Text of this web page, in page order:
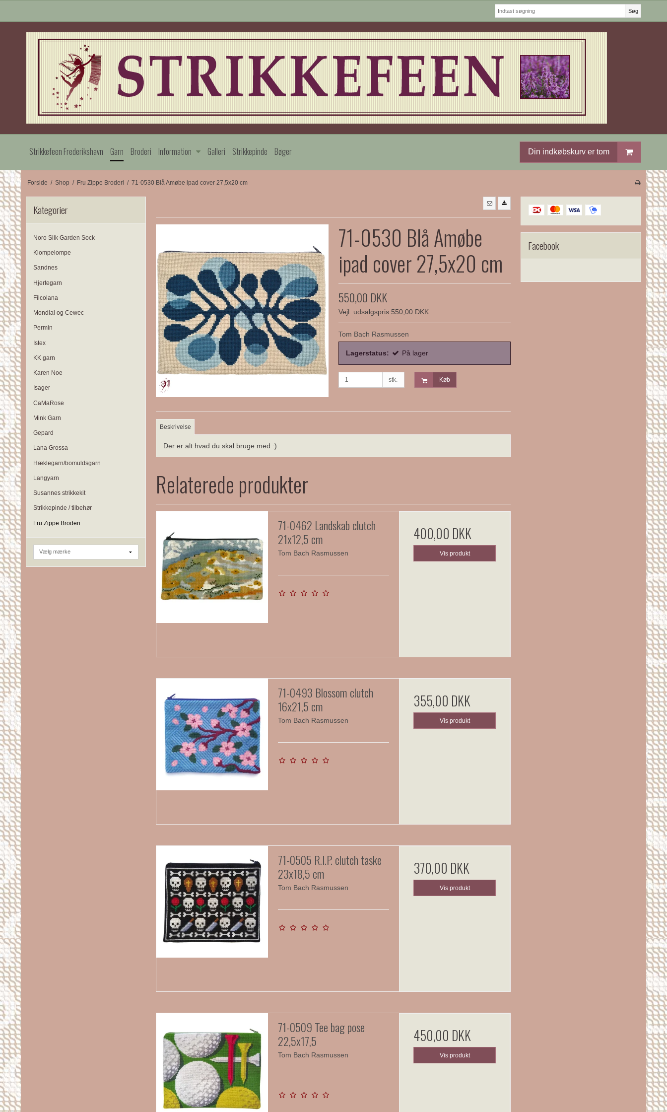
Søg
Strikkefeen Frederikshavn Garn Broderi Information Galleri Strikkepinde Bøger Din indkøbskurv er tom
Forside / Shop / Fru Zippe Broderi / 71-0530 Blå Amøbe ipad cover 27,5x20 cm
Kategorier
Noro Silk Garden Sock
Klompelompe
Sandnes
Hjertegarn
Filcolana
Mondial og Cewec
Permin
Istex
KK garn
Karen Noe
Isager
CaMaRose
Mink Garn
Gepard
Lana Grossa
Hæklegarn/bomuldsgarn
Langyarn
Susannes strikkekit
Strikkepinde / tilbehør
Fru Zippe Broderi
71-0530 Blå Amøbe
ipad cover 27,5x20 cm
550,00 DKK
Vejl. udsalgspris 550,00 DKK
Tom Bach Rasmussen
Lagerstatus: På lager
stk. Køb
Beskrivelse
Der er alt hvad du skal bruge med :)
Relaterede produkter
71-0462 Landskab clutch
21x12,5 cm
Tom Bach Rasmussen
400,00 DKK
Vis produkt
71-0493 Blossom clutch
16x21,5 cm
Tom Bach Rasmussen
355,00 DKK
Vis produkt
71-0505 R.I.P. clutch taske
23x18,5 cm
Tom Bach Rasmussen
370,00 DKK
Vis produkt
71-0509 Tee bag pose
22,5x17,5
Tom Bach Rasmussen
450,00 DKK
Vis produkt
Facebook